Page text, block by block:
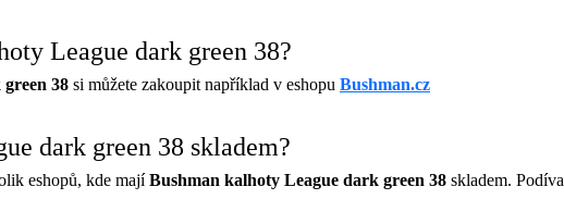
League dark green 38?
38 si můžete zakoupit například v eshopu Bushman.cz
dark green 38 skladem?
eshopů, kde majíBushman kalhoty League dark green 38 skladem.